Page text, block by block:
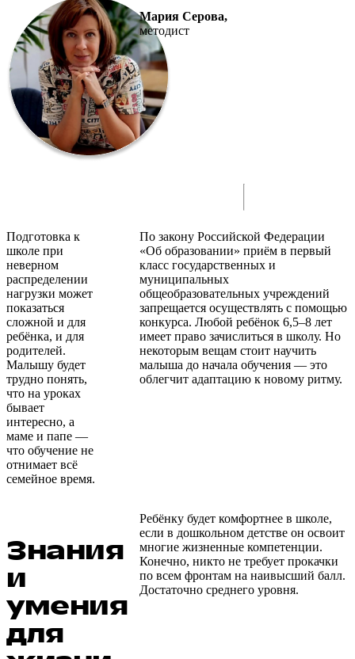
Мария Серова,
методист
Подготовка к
школе при
неверном
распределении
нагрузки может
показаться
сложной и для
ребёнка, и для
родителей.
Малышу будет
трудно понять,
что на уроках
бывает
интересно, а
маме и папе —
что обучение не
отнимает всё
семейное время.
По закону Российской Федерации
«Об образовании» приём в первый
класс государственных и
муниципальных
общеобразовательных учреждений
запрещается осуществлять с помощью
конкурса. Любой ребёнок 6,5–8 лет
имеет право зачислиться в школу. Но
некоторым вещам стоит научить
малыша до начала обучения — это
облегчит адаптацию к новому ритму.
Знания
и
умения
для
Ребёнку будет комфортнее в школе,
если в дошкольном детстве он освоит
многие жизненные компетенции.
Конечно, никто не требует прокачки
по всем фронтам на наивысший балл.
Достаточно среднего уровня.